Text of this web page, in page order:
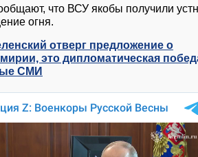
что ВСУ якобы получили
огня.
отверг предложение о
это дипломатическая
СМИ